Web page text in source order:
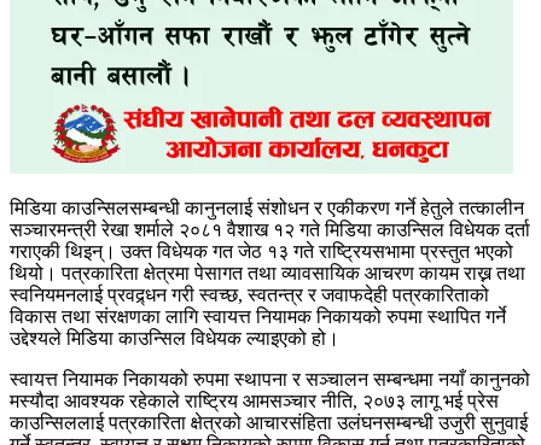
मिडिया काउन्सिलसम्बन्धी कानुनलाई संशोधन र एकीकरण गर्ने हेतुले तत्कालीन
सञ्चारमन्त्री रेखा शर्माले २०८१ वैशाख १२ गते मिडिया काउन्सिल विधेयक दर्ता
गराएकी थिइन्। उक्त विधेयक गत जेठ १३ गते राष्ट्रियसभामा प्रस्तुत भएको
थियो। पत्रकारिता क्षेत्रमा पेसागत तथा व्यावसायिक आचरण कायम राख्न तथा
स्वनियमनलाई प्रवद्र्धन गरी स्वच्छ, स्वतन्त्र र जवाफदेही पत्रकारिताको
विकास तथा संरक्षणका लागि स्वायत्त नियामक निकायको रुपमा स्थापित गर्ने
उद्देश्यले मिडिया काउन्सिल विधेयक ल्याइएको हो।
स्वायत्त नियामक निकायको रुपमा स्थापना र सञ्चालन सम्बन्धमा नयाँ कानुनको
मस्यौदा आवश्यक रहेकाले राष्ट्रिय आमसञ्चार नीति, २०७३ लागू भई प्रेस
काउन्सिललाई पत्रकारिता क्षेत्रको आचारसंहिता उलंघनसम्बन्धी उजुरी सुनुवाई